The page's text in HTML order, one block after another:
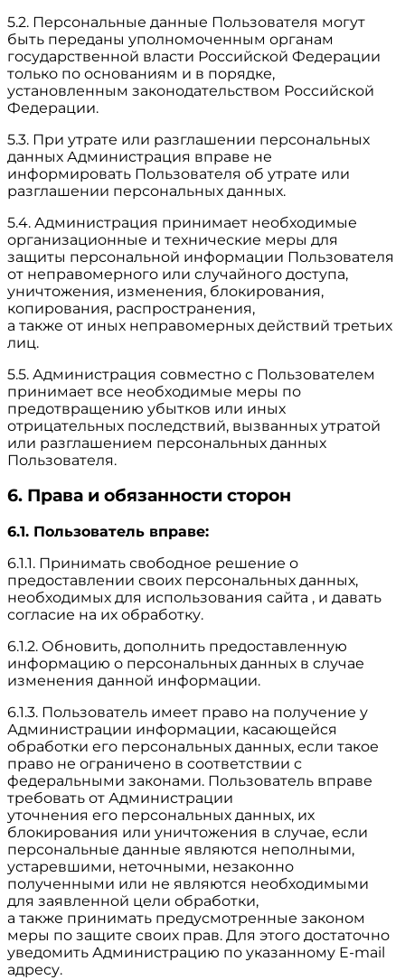
5.2. Персональные данные Пользователя могут
быть переданы уполномоченным органам
государственной власти Российской Федерации
только по основаниям и в порядке,
установленным законодательством Российской
Федерации.
5.3. При утрате или разглашении персональных
данных Администрация вправе не
информировать Пользователя об утрате или
разглашении персональных данных.
5.4. Администрация принимает необходимые
организационные и технические меры для
защиты персональной информации Пользователя
от неправомерного или случайного доступа,
уничтожения, изменения, блокирования,
копирования, распространения,
а также от иных неправомерных действий третьих
лиц.
5.5. Администрация совместно с Пользователем
принимает все необходимые меры по
предотвращению убытков или иных
отрицательных последствий, вызванных утратой
или разглашением персональных данных
Пользователя.
6. Права и обязанности сторон
6.1. Пользователь вправе:
6.1.1. Принимать свободное решение о
предоставлении своих персональных данных,
необходимых для использования сайта , и давать
согласие на их обработку.
6.1.2. Обновить, дополнить предоставленную
информацию о персональных данных в случае
изменения данной информации.
6.1.3. Пользователь имеет право на получение у
Администрации информации, касающейся
обработки его персональных данных, если такое
право не ограничено в соответствии с
федеральными законами. Пользователь вправе
требовать от Администрации
уточнения его персональных данных, их
блокирования или уничтожения в случае, если
персональные данные являются неполными,
устаревшими, неточными, незаконно
полученными или не являются необходимыми
для заявленной цели обработки,
а также принимать предусмотренные законом
меры по защите своих прав. Для этого достаточно
уведомить Администрацию по указанному E-mail
адресу.